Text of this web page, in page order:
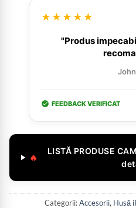
★★★★★
"Produs
FEEDBACK VERIFICAT
🔥
LISTĂ PRODUSE
Categorii:Accesorii, Husă